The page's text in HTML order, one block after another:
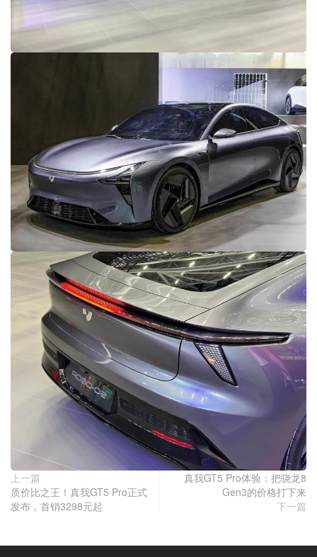
上一篇
质价比之王！真我GT5 Pro正式
发布，首销3298元起
真我GT5 Pro体验：把骁龙8
Gen3的价格打下来
下一篇